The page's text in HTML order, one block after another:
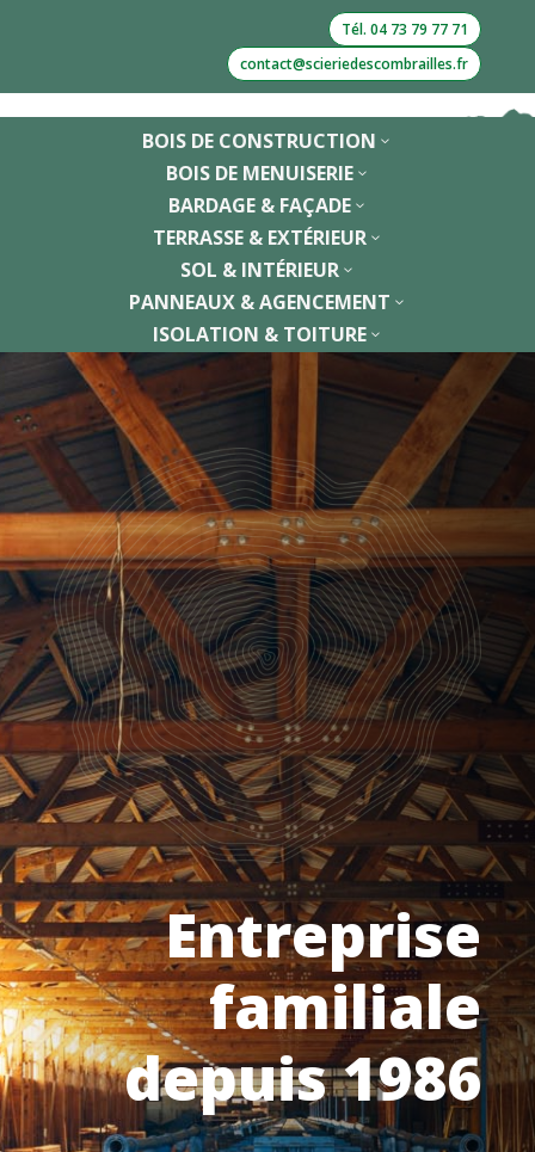
Tél. 04 73 79 77 71
contact@scieriedescombrailles.fr
3
BOIS DE CONSTRUCTION
3
BOIS DE MENUISERIE
3
BARDAGE & FAÇADE
3
TERRASSE & EXTÉRIEUR
3
SOL & INTÉRIEUR
3
PANNEAUX & AGENCEMENT
3
ISOLATION & TOITURE
Entreprise
familiale
depuis 1986